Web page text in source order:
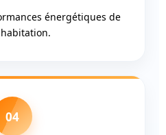
énergétiques de
04